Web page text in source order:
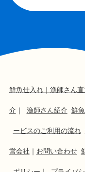
鮮魚仕入れ｜漁師さん
介 ｜ 漁師さん紹介 鮮
ービスのご利用の流れ
営会社 ｜ お問い合わせ